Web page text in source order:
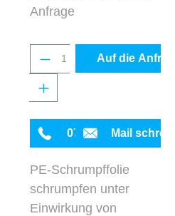
Anfrage
Produkt Anzahl:
Auf die
0711 342934-0
Mail
PE-Schrumpffolie
schrumpfen unter
Einwirkung von